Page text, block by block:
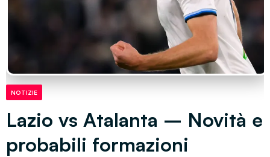
NOTIZIE
Lazio vs Atalanta – Novità e
probabili formazioni